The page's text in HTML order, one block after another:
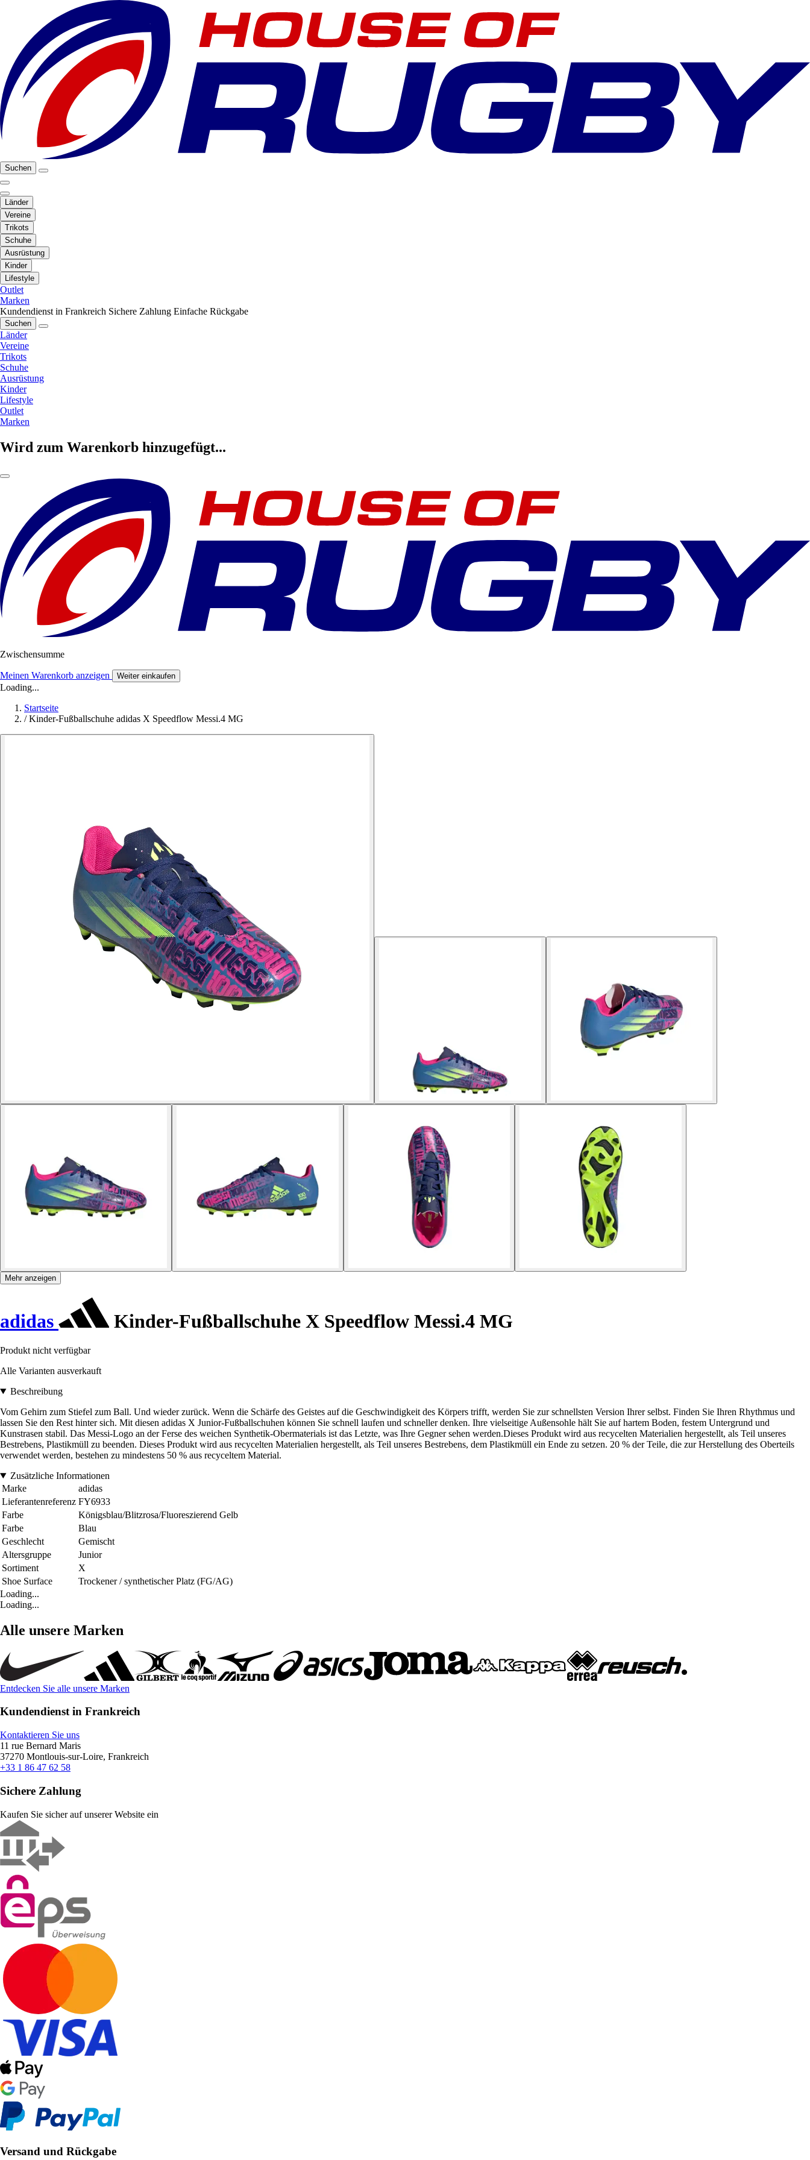
Suchen
Länder
Vereine
Trikots
Schuhe
Ausrüstung
Kinder
Lifestyle
Outlet
Marken
Kundendienst in Frankreich Sichere Zahlung Einfache Rückgabe
Suchen
Länder
Vereine
Trikots
Schuhe
Ausrüstung
Kinder
Lifestyle
Outlet
Marken
Wird zum Warenkorb hinzugefügt...
Zwischensumme
Meinen Warenkorb anzeigen Weiter einkaufen
Loading...
Startseite
/ Kinder-Fußballschuhe adidas X Speedflow Messi.4 MG
Mehr anzeigen
adidas Kinder-Fußballschuhe X Speedflow Messi.4 MG
Produkt nicht verfügbar
Alle Varianten ausverkauft
Beschreibung
Vom Gehirn zum Stiefel zum Ball. Und wieder zurück. Wenn die Schärfe des Geistes auf die Geschwindigkeit des Körpers trifft, werden Sie zur schnellsten Version Ihrer selbst. Finden Sie Ihren Rhythmus und
lassen Sie den Rest hinter sich. Mit diesen adidas X Junior-Fußballschuhen können Sie schnell laufen und schneller denken. Ihre vielseitige Außensohle hält Sie auf hartem Boden, festem Untergrund und
Kunstrasen stabil. Das Messi-Logo an der Ferse des weichen Synthetik-Obermaterials ist das Letzte, was Ihre Gegner sehen werden.Dieses Produkt wird aus recycelten Materialien hergestellt, als Teil unseres
Bestrebens, Plastikmüll zu beenden. Dieses Produkt wird aus recycelten Materialien hergestellt, als Teil unseres Bestrebens, dem Plastikmüll ein Ende zu setzen. 20 % der Teile, die zur Herstellung des Oberteils
verwendet werden, bestehen zu mindestens 50 % aus recyceltem Material.
Zusätzliche Informationen
Marke
adidas
Lieferantenreferenz FY6933
Farbe
Königsblau/Blitzrosa/Fluoreszierend Gelb
Farbe
Blau
Geschlecht
Gemischt
Altersgruppe
Junior
Sortiment
X
Shoe Surface
Trockener / synthetischer Platz (FG/AG)
Loading...
Loading...
Alle unsere Marken
Entdecken Sie alle unsere Marken
Kundendienst in Frankreich
Kontaktieren Sie uns
11 rue Bernard Maris
37270 Montlouis-sur-Loire, Frankreich
+33 1 86 47 62 58
Sichere Zahlung
Kaufen Sie sicher auf unserer Website ein
Versand und Rückgabe